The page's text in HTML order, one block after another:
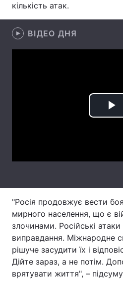
Тема оформлення
кількість атак.
ВІДЕО ДНЯ
"Росія продовжує вести
мирного населення, що є
злочинами. Російські
виправдання. Міжнародне
рішуче засудити їх і
Дійте зараз, а не потім.
врятувати життя", –